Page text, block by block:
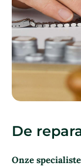
De
Onze